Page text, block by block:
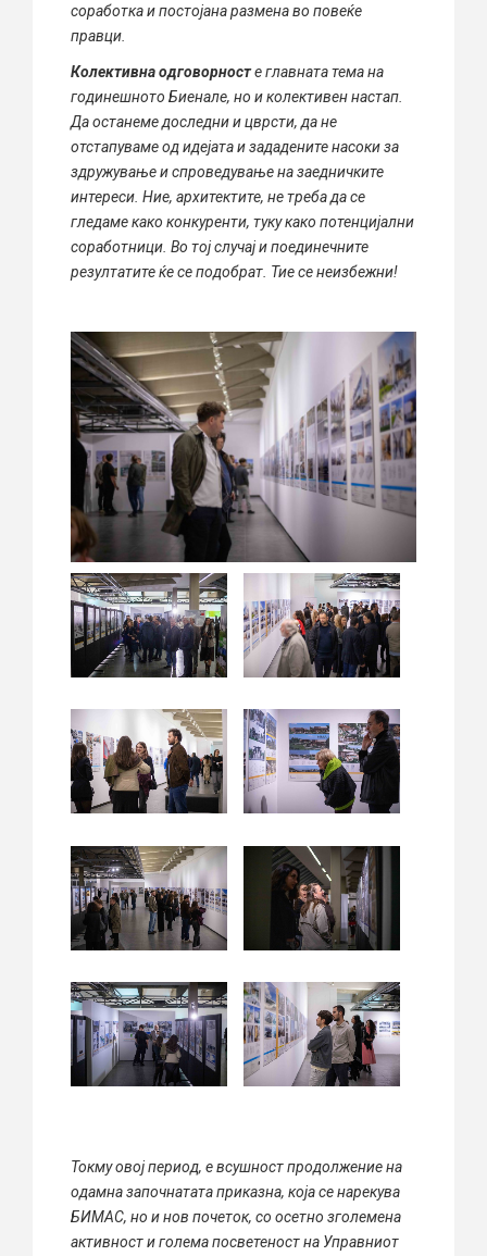
соработка и постојана размена во повеќе
правци.
Колективна одговорносте главната тема на
годинешното Биенале, но и колективен настап.
Да останеме доследни и цврсти, да не
отстапуваме од идејата и зададените насоки за
здружување и спроведување на заедничките
интереси. Ние, архитектите, не треба да се
гледаме како конкуренти, туку како потенцијални
соработници. Во тој случај и поединечните
резултатите ќе се подобрат. Тие се неизбежни!
Токму овој период, е всушност продолжение на
одамна започнатата приказна, која се нарекува
БИМАС, но и нов почеток, со осетно зголемена
активност и голема посветеност на Управниот